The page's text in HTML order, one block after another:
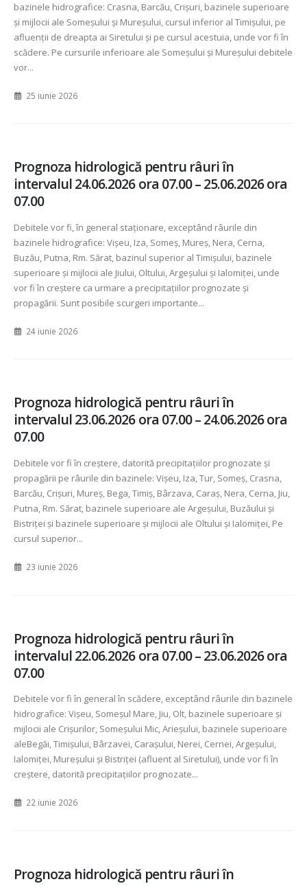
bazinele hidrografice: Crasna, Barcău, Crișuri, bazinele superioare
și mijlocii ale Someșului și Mureșului, cursul inferior al Timișului, pe
afluenţii de dreapta ai Siretului și pe cursul acestuia, unde vor fi în
scădere. Pe cursurile inferioare ale Someșului și Mureșului debitele
vor...
25 iunie 2026
Prognoza hidrologică pentru râuri în
intervalul 24.06.2026 ora 07.00 – 25.06.2026 ora
07.00
Debitele vor fi, în general staționare, exceptând râurile din
bazinele hidrografice: Vișeu, Iza, Someș, Mureș, Nera, Cerna,
Buzău, Putna, Rm. Sărat, bazinul superior al Timișului, bazinele
superioare și mijlocii ale Jiului, Oltului, Argeșului și Ialomiței, unde
vor fi în creștere ca urmare a precipitațiilor prognozate și
propagării. Sunt posibile scurgeri importante...
24 iunie 2026
Prognoza hidrologică pentru râuri în
intervalul 23.06.2026 ora 07.00 – 24.06.2026 ora
07.00
Debitele vor fi în creștere, datorită precipitațiilor prognozate și
propagării pe râurile din bazinele: Vișeu, Iza, Tur, Someș, Crasna,
Barcău, Crișuri, Mureș, Bega, Timiș, Bârzava, Caraș, Nera, Cerna, Jiu,
Putna, Rm. Sărat, bazinele superioare ale Argeșului, Buzăului și
Bistriței și bazinele superioare și mijlocii ale Oltului și Ialomiței, Pe
cursul superior...
23 iunie 2026
Prognoza hidrologică pentru râuri în
intervalul 22.06.2026 ora 07.00 – 23.06.2026 ora
07.00
Debitele vor fi în general în scădere, exceptând râurile din bazinele
hidrografice: Vișeu, Someșul Mare, Jiu, Olt, bazinele superioare și
mijlocii ale Crișurilor, Someșului Mic, Arieșului, bazinele superioare
aleBegăi, Timișului, Bârzavei, Carașului, Nerei, Cernei, Argeșului,
Ialomiței, Mureșului și Bistriței (afluent al Siretului), unde vor fi în
creștere, datorită precipitațiilor prognozate...
22 iunie 2026
Prognoza hidrologică pentru râuri în